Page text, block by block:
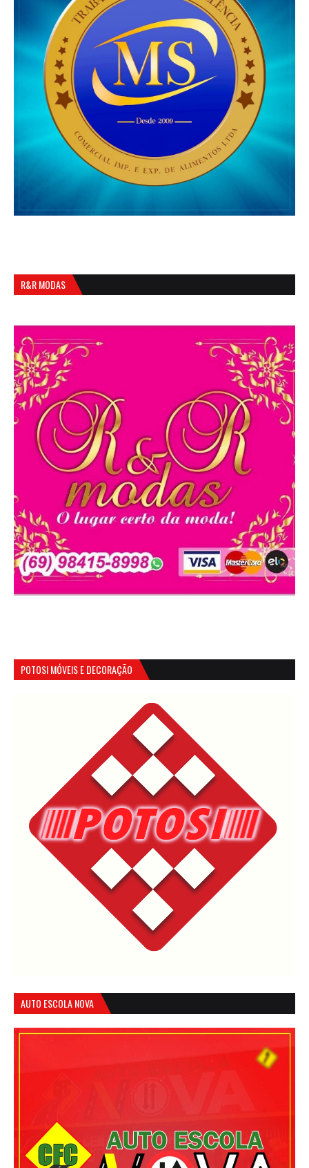
R&R MODAS
POTOSI MÓVEIS E DECORAÇÃO
AUTO ESCOLA NOVA